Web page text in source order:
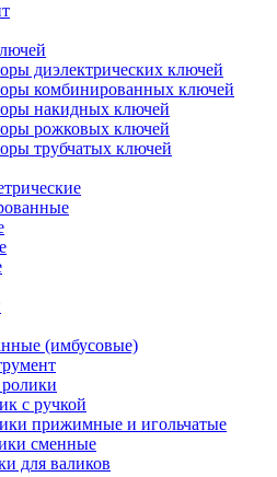
диэлектрических ключей
комбинированных ключей
накидных ключей
рожковых ключей
трубчатых ключей
(имбусовые)
с ручкой
прижимные и игольчатые
сменные
для валиков